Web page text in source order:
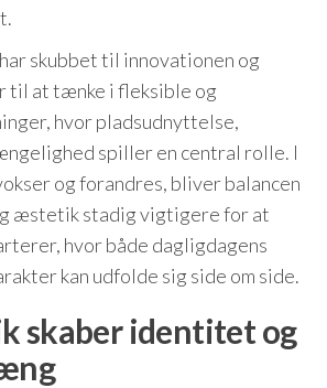
skubbet til innovationen og
til at tænke i fleksible og
hvor pladsudnyttelse,
spiller en central rolle. I
og forandres, bliver balancen
æstetik stadig vigtigere for at
hvor både dagligdagens
kan udfolde sig side om side.
skaber identitet og